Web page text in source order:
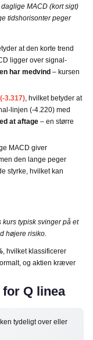
MACD (kort sigt)
tidshorisonter peger
at den korte trend
ligger over signal-
har medvind – kursen
3.317), hvilket betyder at
linjen (-4.220) med
at aftage – en større
MACD giver
den lange peger
styrke, hvilket kan
kurs typisk svinger på et
højere risiko.
, hvilket klassificerer
og aktien kræver
Q linea
tydeligt over eller